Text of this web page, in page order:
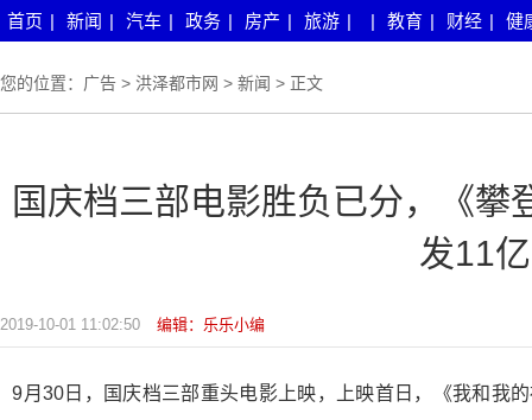
首页 | 新闻 | 汽车 | 政务 | 房产 | 旅游 | | 教育 | 财经 | 健
您的位置： 广告 > 洪泽都市网 > 新闻 > 正文
国庆档三部电影胜负已分，《攀
发11亿
2019-10-01 11:02:50 编辑：乐乐小编
9月30日，国庆档三部重头电影上映，上映首日，《我和我